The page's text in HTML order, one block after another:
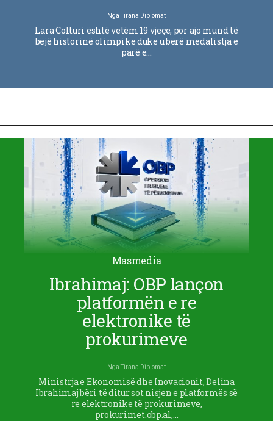
NgaTirana Diplomat
Lara Colturi është vetëm 19 vjeçe, por ajo mund të
bëjë historinë olimpike duke u bërë medalistja e
parë e…
Masmedia
Ibrahimaj: OBP lançon
platformën e re
elektronike të
prokurimeve
NgaTirana Diplomat
Ministrja e Ekonomisë dhe Inovacionit, Delina
Ibrahimaj bëri të ditur sot nisjen e platformës së
re elektronike të prokurimeve,
prokurimet.obp.al,…